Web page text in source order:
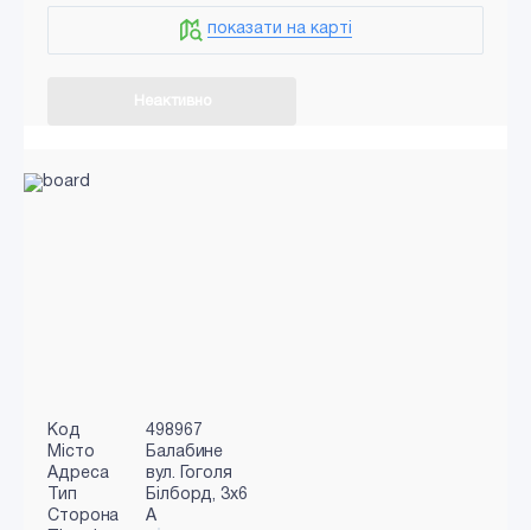
показати на карті
Код
498967
Місто
Балабине
Адреса
вул. Гоголя
Тип
Білборд, 3x6
Сторона
A